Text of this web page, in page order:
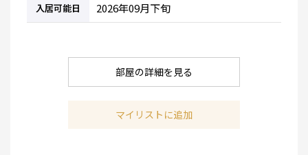
入居可能日 2026年09月下旬
部屋の詳細を見る
マイリストに追加